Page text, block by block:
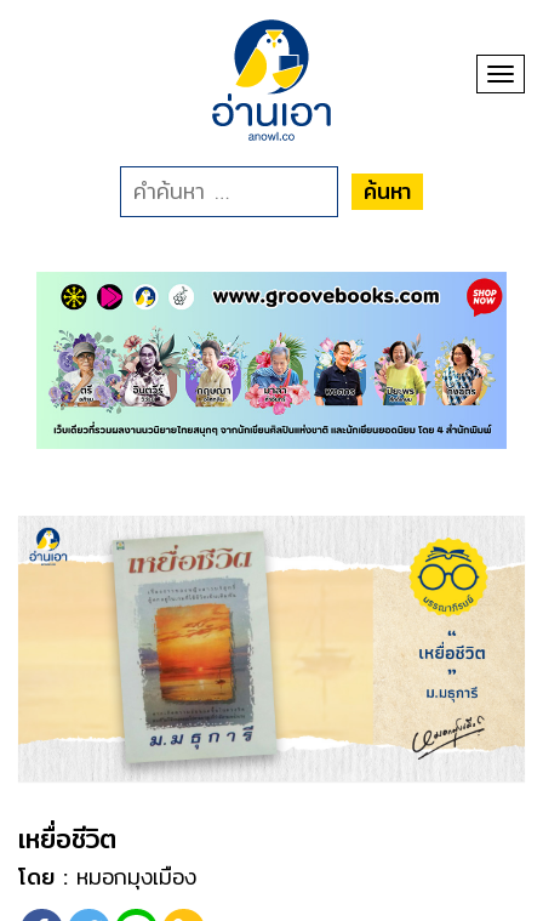
ค้นหา
เหยื่อชีวิต
โดย : หมอกมุงเมือง